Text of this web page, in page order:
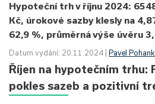
Hypoteční trh v říjnu 2024:
Kč, úrokové sazby klesly na
62,9 %, průměrná výše úvěru
Datum vydání: 20.11.2024 | Pavel
Říjen na hypotečním trhu:
pokles sazeb a pozitivní